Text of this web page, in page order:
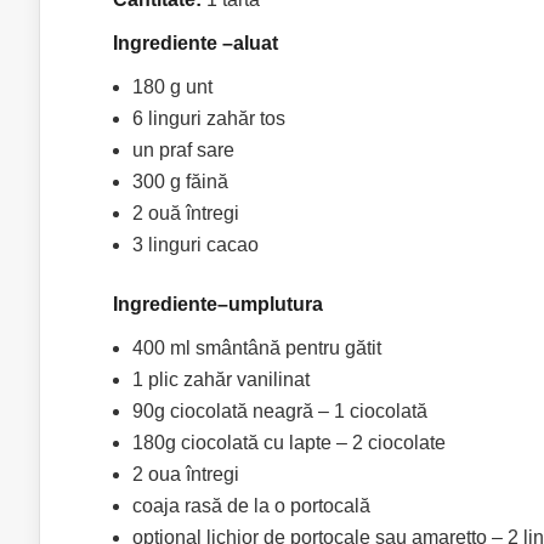
Ingrediente –aluat
180 g unt
6 linguri zahăr tos
un praf sare
300 g făină
2 ouă întregi
3 linguri cacao
Ingrediente–umplutura
400 ml smântână pentru gătit
1 plic zahăr vanilinat
90g ciocolată neagră – 1 ciocolată
180g ciocolată cu lapte – 2 ciocolate
2 oua întregi
coaja rasă de la o portocală
optional lichior de portocale sau amaretto – 2